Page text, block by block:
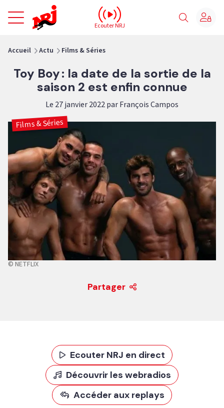
NRJ - Accueil
Ecouter NRJ
Accueil Actu Films & Séries
Toy Boy : la date de la sortie de la
saison 2 est enfin connue
Le 27 janvier 2022 par François Campos
Films & Séries
© NETFLIX
Partager
Ecouter NRJ en direct
Découvrir les webradios
Accéder aux replays